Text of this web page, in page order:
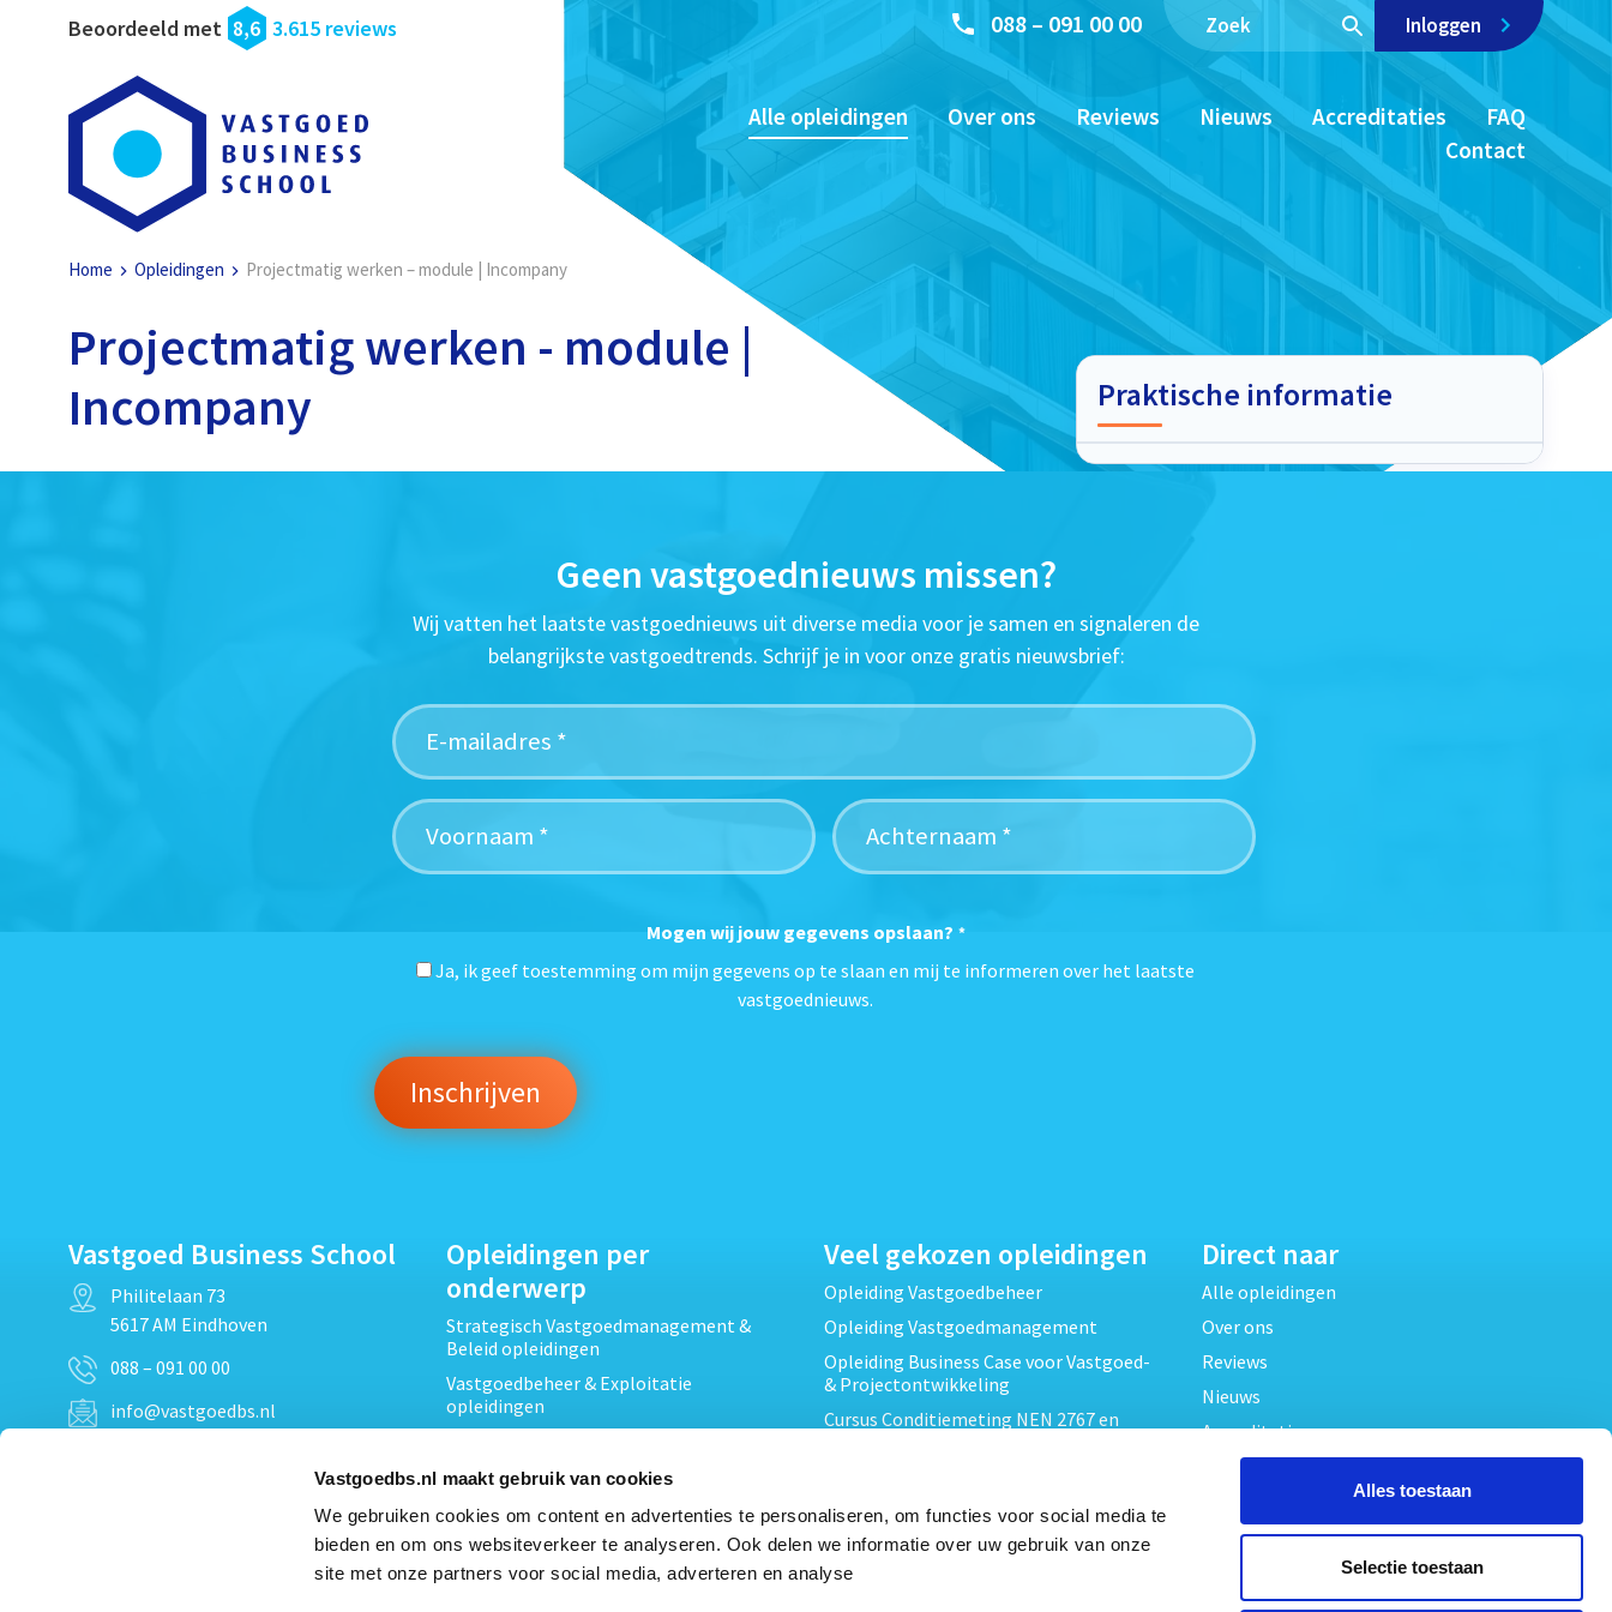
Vastgoedbs.nl maakt gebruik van cookies
We gebruiken cookies om content en advertenties te personaliseren, om functies voor social media te
bieden en om ons websiteverkeer te analyseren. Ook delen we informatie over uw gebruik van onze
site met onze partners voor social media, adverteren en analyse
Alles toestaan
Selectie toestaan
Beoordeeld met 8,6 3.615 reviews 088 – 091 00 00 Inloggen
Alle opleidingen Over ons Reviews Nieuws Accreditaties
FAQ
Contact
Home Opleidingen Projectmatig werken – module | Incompany
Projectmatig werken - module |
Incompany
Praktische informatie
Geen vastgoednieuws missen?
Wij vatten het laatste vastgoednieuws uit diverse media voor je samen en signaleren de
belangrijkste vastgoedtrends. Schrijf je in voor onze gratis nieuwsbrief:
Mogen wij jouw gegevens opslaan? *
Ja, ik geef toestemming om mijn gegevens op te slaan en mij te informeren over het laatste
vastgoednieuws.
Vastgoed Business School
Philitelaan 73
5617 AM Eindhoven
088 – 091 00 00
info@vastgoedbs.nl
Opleidingen per
onderwerp
Strategisch Vastgoedmanagement &
Beleid opleidingen
Vastgoedbeheer & Exploitatie
opleidingen
Projectontwikkeling &
Techniek, Onderhoud & Inspectie
Opleidingen
Verduurzaming en Energieprestatie
Veel gekozen opleidingen
Opleiding Vastgoedbeheer
Opleiding Vastgoedmanagement
Opleiding Business Case voor Vastgoed-
& Projectontwikkeling
Cursus Conditiemeting NEN 2767 en
Cursus EP-W Basis Woningen
Opleiding Professioneel VvE-beheer
Opleiding Projectleider Vastgoed
Direct naar
Alle opleidingen
Over ons
Reviews
Nieuws
Accreditaties
Algemene voorwaarden
Privacy verklaring